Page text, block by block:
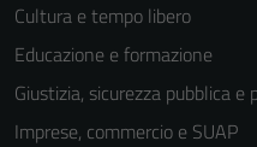
Cultura e tempo libero
Educazione e formazione
Giustizia, sicurezza pubblica e
Imprese, commercio e SUAP